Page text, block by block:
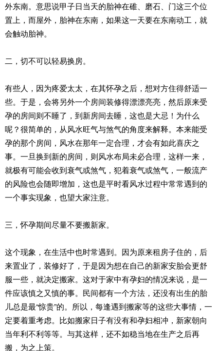
外东南。意思说甲子日当天的胎神在碓、磨石、门这三个位
置上，而屋外，胎神在东南，如果这一天要在东南动工，就
会触动胎神。
二，切不可以轻易换房。
有些人，因为疼爱太太，在其怀孕之后，想对方住得舒适一
些。于是，会将另外一个房间装修得漂漂亮亮，然后原来受
孕的房间则不睡了，到新房间去睡，这也是大忌！为什么
呢？很简单的，从风水旺气与煞气的角度来解释。本来能受
孕的那个房间，风水在那年一定合理，才会有如此喜庆之
事。一旦换到新的房间，则风水布局未必合理，这样一来，
就极有可能会收到衰气或煞气，犯着衰气或煞气，一般流产
的风险也会随即增加，这也是平时看风水过程中常常遇到的
一个事实现象，也望大家注意。
三，怀孕期间尽量不要搬新家。
这个现象，在生活中也时常遇到。因为原来租房子住的，后
来置业了，装修好了，于是因为想在自己的新家安胎会更舒
服一些，就决定搬家。这对于家中有孕妇的情况来说，是一
件应该慎之又慎的事。民间都有一个方法，还没有出生的胎
儿总是最“惊贵”的。所以，每逢遇到搬家等的这些大事情，一
定要着重考虑。比如搬家日子有没有和孕妇相冲，新家朝向
当年利不利等等。与其这样，还不如稳当地在生产之后再
搬，为之上策。